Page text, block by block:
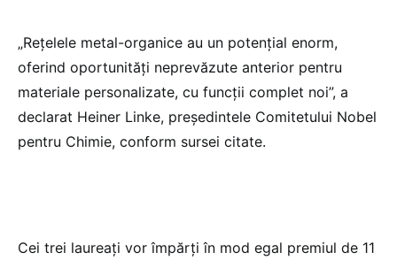
„Rețelele metal-organice au un potențial enorm,
oferind oportunități neprevăzute anterior pentru
materiale personalizate, cu funcții complet noi”, a
declarat Heiner Linke, președintele Comitetului Nobel
pentru Chimie, conform sursei citate.
Cei trei laureați vor împărți în mod egal premiul de 11